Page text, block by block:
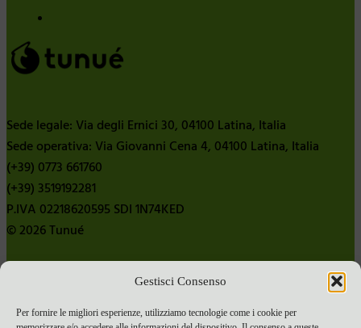
Gestisci Consenso
Per fornire le migliori esperienze, utilizziamo tecnologie come i cookie per
Sede legale: Via degli Ernici 30, 04100 Latina, Italia
Sede operativa: Via Giovanni Cena 4, 04100 Latina, Italia
(+39) 0773 661760
(+39) 3519192281
P.IVA 02218620595 SDI 1N74KED
© 2026 Tunué
Contatti